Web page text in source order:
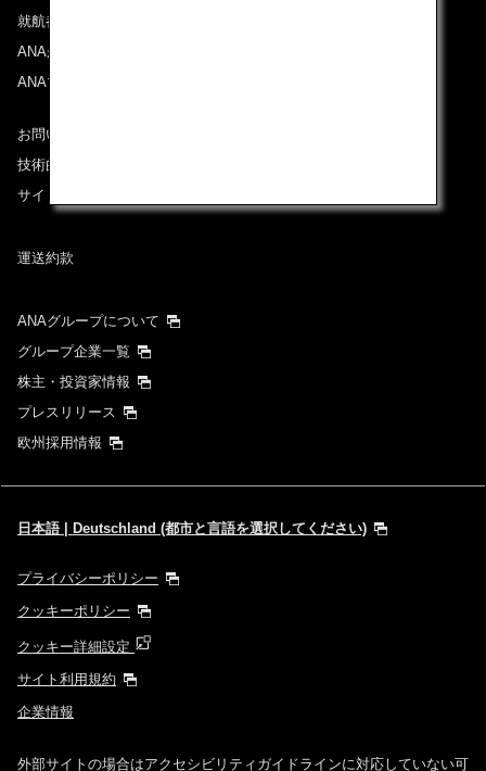
就航都市
ANAがお約束する体験
ANAマイレージクラブ
お問い合わせ
技術的なお問い合わせ（推奨環境）
サイトマップ
運送約款
ANAグループについて
グループ企業一覧
株主・投資家情報
プレスリリース
欧州採用情報
日本語 | Deutschland (都市と言語を選択してください)
プライバシーポリシー
クッキーポリシー
クッキー詳細設定
サイト利用規約
企業情報
外部サイトの場合はアクセシビリティガイドラインに対応していない可